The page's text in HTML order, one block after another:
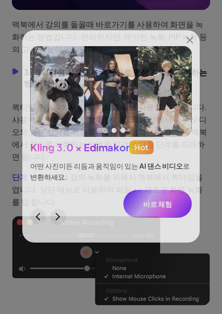
맥북에서 강의를 들을때 바로가기를 사용하여 화면을 녹
화하는 방법입니다. 편리하지만, 예약된 녹화, PIP 녹화 등
의 고급 기능이 없습니다.
3. 퀵타임을 사용해서 맥북으로 영상 강의를 녹화하는
방법(학생용)
퀵타임은 맥북에서 강의 녹화를 위해 사용할 수 있습니다.
사용자가 주의해야 할 점의 하나는,맥북 상에서 내부 오디
오와 함께 강의를 녹화하는 기능이 없다는 것입니다. 맥북
에서 강의를 녹화하는 방법을 알려면 다음 단계를 따라하
면 됩니다.
단계 1.맥북에서 강의 녹화를 위해서 맥북에서 퀵타임을
엽니다. 상단 메뉴로 이동하여 파일 >> 새로운 화면 녹화
를 탭 합니다.
니
Kling 3.0 × Edimakor Hot
어떤 사진이든 리듬과 움직임이 있는AI 댄스 비디오로
변환하세요.
바로 체험
터, 네
니다.